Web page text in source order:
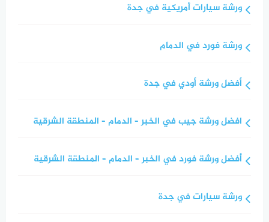
ورشة سيارات أمريكية في جدة
ورشة فورد في الدمام
أفضل ورشة أودي في جدة
افضل ورشة جيب في الخبر – الدمام – المنطقة الشرقية
أفضل ورشة فورد في الخبر – الدمام – المنطقة الشرقية
ورشة سيارات في جدة